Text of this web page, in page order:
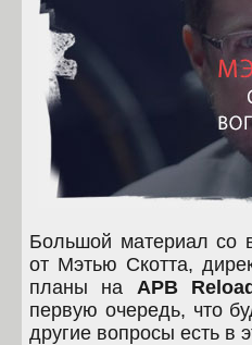
Большой материал со
от Мэтью Скотта,
планы на APB
первую очередь, что
другие вопросы есть в